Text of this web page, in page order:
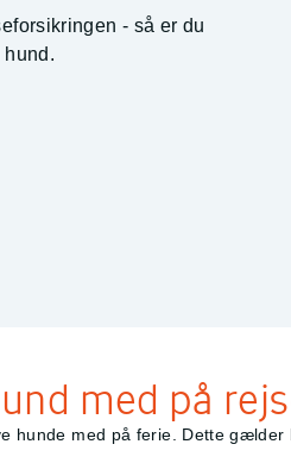
- så er du
hund.
med på
hunde med på ferie. Dette gælder